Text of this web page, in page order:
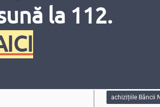
Fonturi
la 112.
achizițiile Băncii